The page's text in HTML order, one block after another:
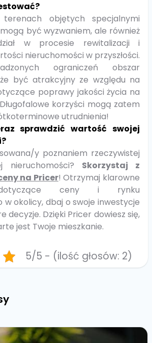
objętych specjalnymi
być wyzwaniem, ale również
w procesie rewitalizacji i
nieruchomości w przyszłości.
ograniczeń obszar
być atrakcyjny ze względu na
poprawy jakości życia na
korzyści mogą zatem
utrudnienia!
sprawdzić wartość swojej
y poznaniem rzeczywistej
nieruchomości? Skorzystaj z
na Pricer! Otrzymaj klarowne
ceny i rynku
w okolicy, dbaj o swoje inwestycje
decyzje. Dzięki Pricer dowiesz się,
jest Twoje mieszkanie.
5/5 - (ilość głosów: 2)